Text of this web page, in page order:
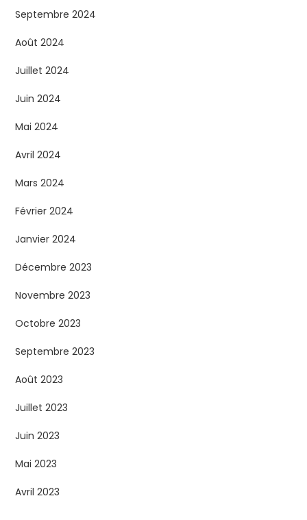
Septembre 2024
Août 2024
Juillet 2024
Juin 2024
Mai 2024
Avril 2024
Mars 2024
Février 2024
Janvier 2024
Décembre 2023
Novembre 2023
Octobre 2023
Septembre 2023
Août 2023
Juillet 2023
Juin 2023
Mai 2023
Avril 2023